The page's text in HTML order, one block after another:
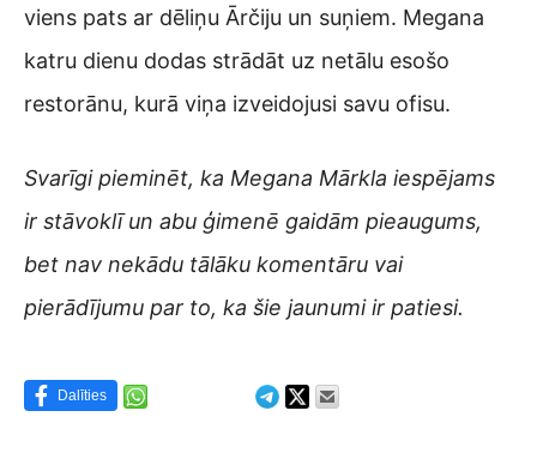
viens pats ar dēliņu Ārčiju un suņiem. Megana
katru dienu dodas strādāt uz netālu esošo
restorānu, kurā viņa izveidojusi savu ofisu.
Svarīgi pieminēt, ka Megana Mārkla iespējams
ir stāvoklī un abu ģimenē gaidām pieaugums,
bet nav nekādu tālāku komentāru vai
pierādījumu par to, ka šie jaunumi ir patiesi.
Dalīties